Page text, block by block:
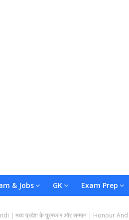
& Jobs GK Exam Prep
| मध्य प्रदेश के पुरस्कार और सम्मान | Honour And